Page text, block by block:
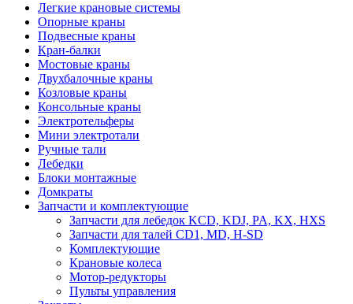
Легкие крановые системы
Опорные краны
Подвесные краны
Кран-балки
Мостовые краны
Двухбалочные краны
Козловые краны
Консольные краны
Электротельферы
Мини электротали
Ручные тали
Лебедки
Блоки монтажные
Домкраты
Запчасти и комплектующие
Запчасти для лебедок KCD, KDJ, PA, KX, HXS
Запчасти для талей CD1, MD, H-SD
Комплектующие
Крановые колеса
Мотор-редукторы
Пульты управления